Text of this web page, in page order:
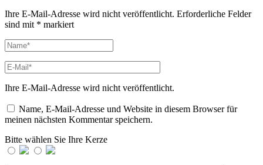
Ihre E-Mail-Adresse wird nicht veröffentlicht. Erforderliche Felder
sind mit * markiert
Ihre E-Mail-Adresse wird nicht veröffentlicht.
Name, E-Mail-Adresse und Website in diesem Browser für
meinen nächsten Kommentar speichern.
Bitte wählen Sie Ihre Kerze